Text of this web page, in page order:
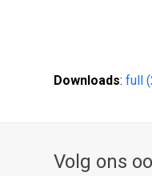
Downloads:full
Volg ons